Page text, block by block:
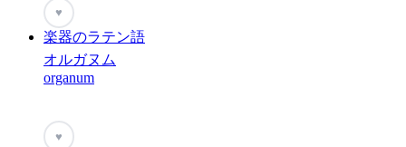
♥
楽器のラテン語
オルガヌム
organum
♥